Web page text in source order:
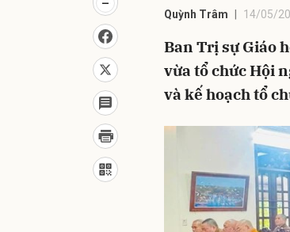
Quỳnh Trâm 14/05/
Ban Trị sự Giáo
vừa tổ chức Hội
và kế hoạch tổ